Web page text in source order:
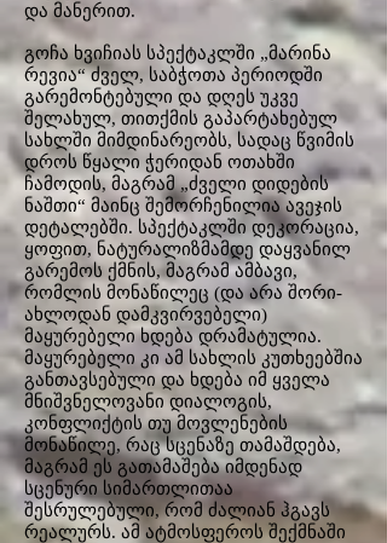
და მანერით.
გოჩა ხვიჩიას სპექტაკლში „მარინა
რევია“ ძველ, საბჭოთა პერიოდში
გარემონტებული და დღეს უკვე
შელახულ, თითქმის გაპარტახებულ
სახლში მიმდინარეობს, სადაც წვიმის
დროს წყალი ჭერიდან ოთახში
ჩამოდის, მაგრამ „ძველი დიდების
ნაშთი“ მაინც შემორჩენილია ავეჯის
დეტალებში. სპექტაკლში დეკორაცია,
ყოფით, ნატურალიზმამდე დაყვანილ
გარემოს ქმნის, მაგრამ ამბავი,
რომლის მონაწილეც (და არა შორი-
ახლოდან დამკვირვებელი)
მაყურებელი ხდება დრამატულია.
მაყურებელი კი ამ სახლის კუთხეებშია
განთავსებული და ხდება იმ ყველა
მნიშვნელოვანი დიალოგის,
კონფლიქტის თუ მოვლენების
მონაწილე, რაც სცენაზე თამაშდება,
მაგრამ ეს გათამაშება იმდენად
სცენური სიმართლითაა
შესრულებული, რომ ძალიან ჰგავს
რეალურს. ამ ატმოსფეროს შექმნაში